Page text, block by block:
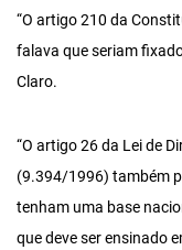
“O artigo 210 da
falava que seriam
Claro.
“O artigo 26 da Lei de
(9.394/1996) também
tenham uma base
que deve ser ensinado